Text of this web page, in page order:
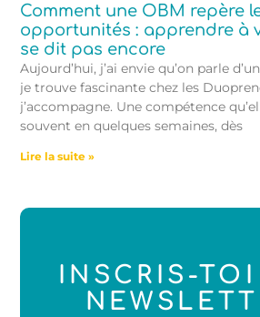
Comment une OBM repère
opportunités : apprendre à
se dit pas encore
Aujourd’hui, j’ai envie qu’on parle
je trouve fascinante chez les
j’accompagne. Une compétence
souvent en quelques semaines, dès
Lire la suite »
INSCRIS-